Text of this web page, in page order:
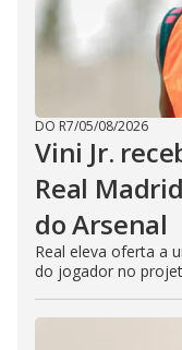
DO R7/05/08/2026
Vini Jr.
Real
do Arsenal
Real eleva oferta a
do jogador no